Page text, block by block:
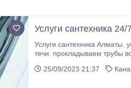
Услуги сантехника 24/7
Услуги сантехника Алматы.
течи. прокладываем трубы
25/09/2023 21:37